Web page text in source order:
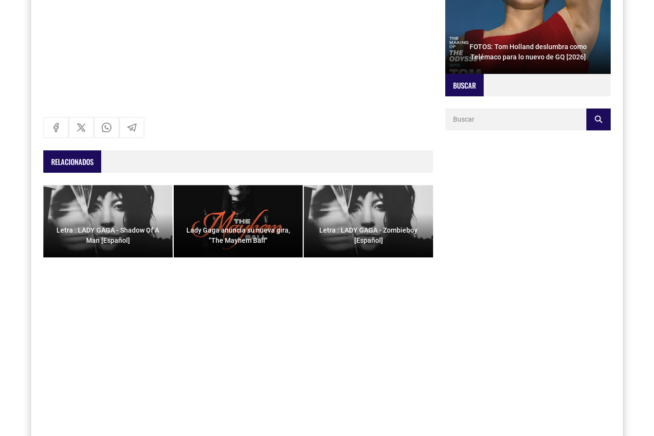
RELACIONADOS
Letra : LADY GAGA - Shadow Of A
Man [Español]
Lady Gaga anuncia su nueva gira,
"The Mayhem Ball"
Letra : LADY GAGA - Zombieboy
[Español]
FOTOS: Tom Holland deslumbra como
Telémaco para lo nuevo de GQ [2026]
BUSCAR